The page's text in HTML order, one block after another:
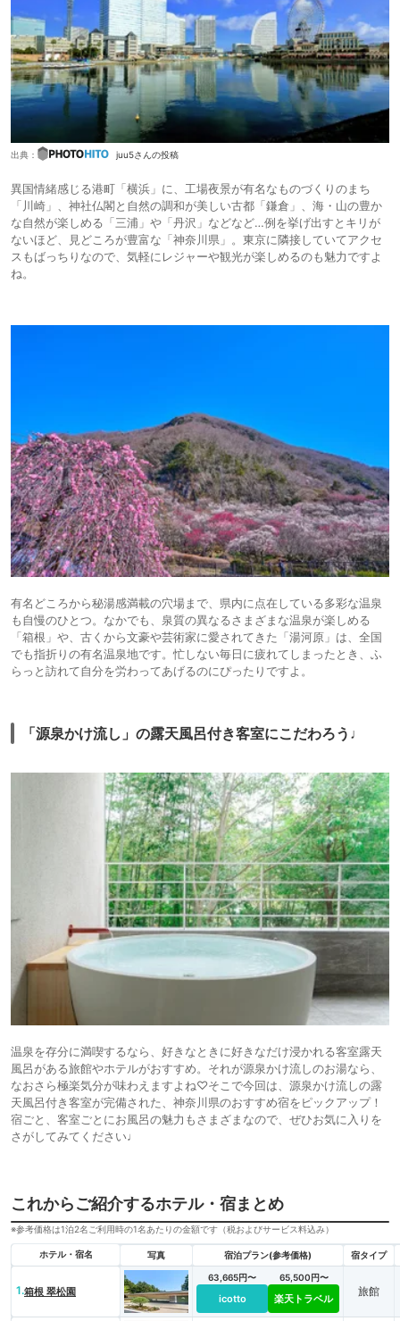
出典： juu5さんの投稿
異国情緒感じる港町「横浜」に、工場夜景が有名なものづくりのまち
「川崎」、神社仏閣と自然の調和が美しい古都「鎌倉」、海・山の豊か
な自然が楽しめる「三浦」や「丹沢」などなど…例を挙げ出すとキリが
ないほど、見どころが豊富な「神奈川県」。東京に隣接していてアクセ
スもばっちりなので、気軽にレジャーや観光が楽しめるのも魅力ですよ
ね。
有名どころから秘湯感満載の穴場まで、県内に点在している多彩な温泉
も自慢のひとつ。なかでも、泉質の異なるさまざまな温泉が楽しめる
「箱根」や、古くから文豪や芸術家に愛されてきた「湯河原」は、全国
でも指折りの有名温泉地です。忙しない毎日に疲れてしまったとき、ふ
らっと訪れて自分を労わってあげるのにぴったりですよ。
「源泉かけ流し」の露天風呂付き客室にこだわろう♩
温泉を存分に満喫するなら、好きなときに好きなだけ浸かれる客室露天
風呂がある旅館やホテルがおすすめ。それが源泉かけ流しのお湯なら、
なおさら極楽気分が味わえますよね♡そこで今回は、源泉かけ流しの露
天風呂付き客室が完備された、神奈川県のおすすめ宿をピックアップ！
宿ごと、客室ごとにお風呂の魅力もさまざまなので、ぜひお気に入りを
さがしてみてください♩
これからご紹介するホテル・宿まとめ
※参考価格は1泊2名ご利用時の1名あたりの金額です（税およびサービス料込み）
ホテル・宿名 写真 宿泊プラン(参考価格) 宿タイプ
1.箱根 翠松園
63,665円〜
icotto
65,500円〜
楽天トラベル
旅館